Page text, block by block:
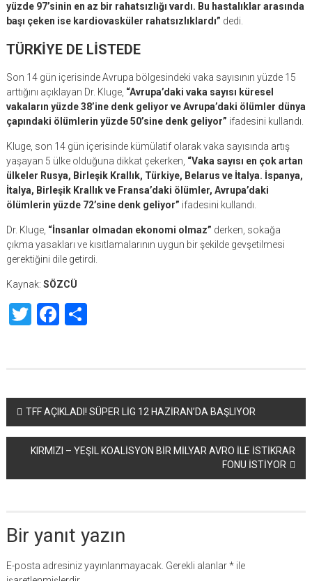
yüzde 97’sinin en az bir rahatsızlığı vardı. Bu hastalıklar arasında
başı çeken ise kardiovasküler rahatsızlıklardı” dedi.
TÜRKİYE DE LİSTEDE
Son 14 gün içerisinde Avrupa bölgesindeki vaka sayısının yüzde 15
arttığını açıklayan Dr. Kluge, “Avrupa’daki vaka sayısı küresel
vakaların yüzde 38’ine denk geliyor ve Avrupa’daki ölümler dünya
çapındaki ölümlerin yüzde 50’sine denk geliyor” ifadesini kullandı.
Kluge, son 14 gün içerisinde kümülatif olarak vaka sayısında artış
yaşayan 5 ülke olduğuna dikkat çekerken, “Vaka sayısı en çok artan
ülkeler Rusya, Birleşik Krallık, Türkiye, Belarus ve İtalya. İspanya,
İtalya, Birleşik Krallık ve Fransa’daki ölümler, Avrupa’daki
ölümlerin yüzde 72’sine denk geliyor” ifadesini kullandı.
Dr. Kluge, “İnsanlar olmadan ekonomi olmaz” derken, sokağa
çıkma yasakları ve kısıtlamalarının uygun bir şekilde gevşetilmesi
gerektiğini dile getirdi.
Kaynak: SÖZCÜ
TwitterFacebook
Share
Yazı
dolaşımı
TFF AÇIKLADI! SÜPER LİG 12 HAZİRAN’DA BAŞLIYOR
KIRMIZI – YEŞİL KOALİSYON BİR MİLYAR AVRO İLE İSTİKRAR
FONU İSTİYOR
Bir yanıt yazın
E-posta adresiniz yayınlanmayacak. Gerekli alanlar*ile